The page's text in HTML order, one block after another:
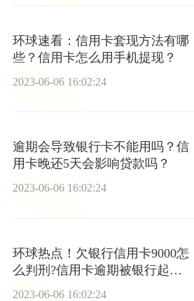
环球速看：信用卡套现方法有哪
些？信用卡怎么用手机提现？
2023-06-06 16:02:24
逾期会导致银行卡不能用吗？信
用卡晚还5天会影响贷款吗？
2023-06-06 16:02:24
环球热点！欠银行信用卡9000怎
么判刑?信用卡逾期被银行起诉
2023-06-06 16:02:24